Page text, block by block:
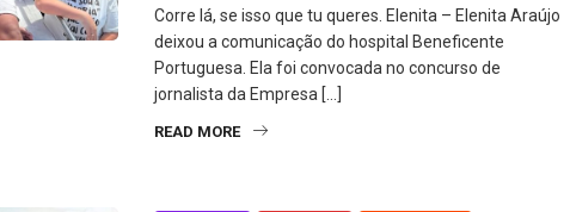
Corre lá, se isso que tu queres. Elenita – Elenita Araújo
deixou a comunicação do hospital Beneficente
Portuguesa. Ela foi convocada no concurso de
jornalista da Empresa […]
READ MORE